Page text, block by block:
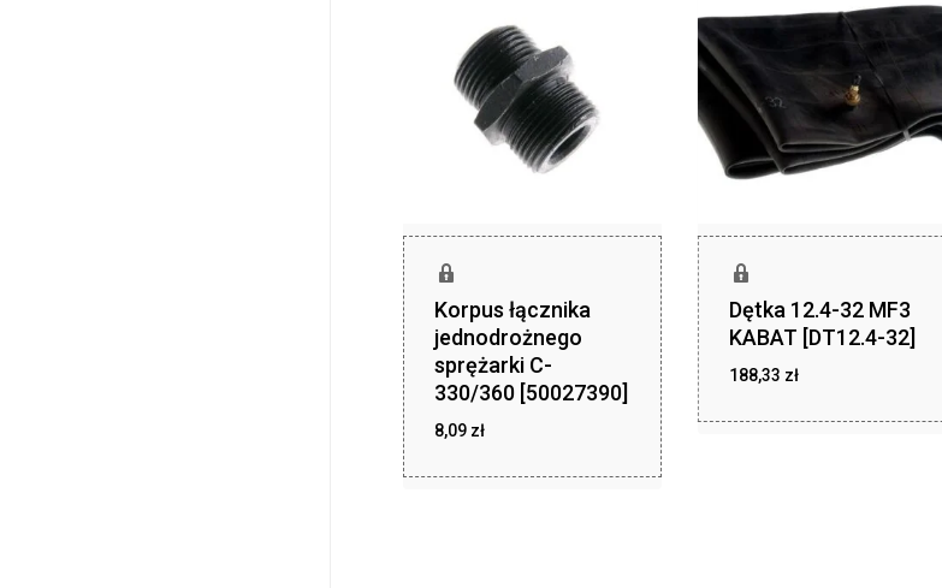
Korpus łącznika
jednodrożnego
sprężarki C-
330/360 [50027390]
8,09 zł
Dętka 12.4-32 MF3
KABAT [DT12.4-32]
188,33 zł